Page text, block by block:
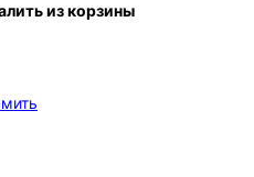
из корзины